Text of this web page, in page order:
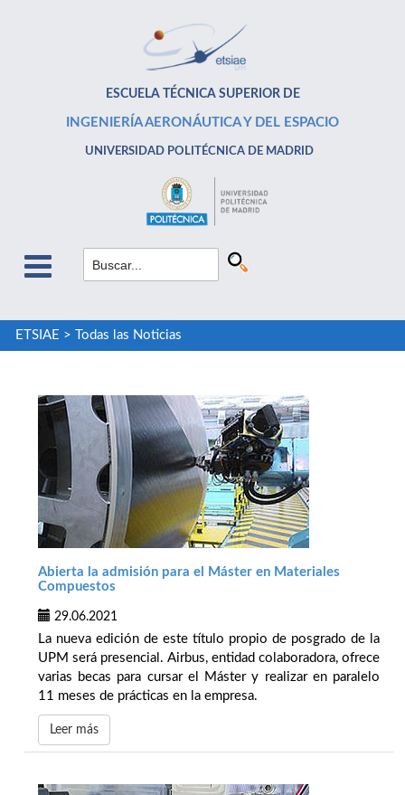
ESCUELA TÉCNICA SUPERIOR DE
INGENIERÍA AERONÁUTICA Y DEL ESPACIO
UNIVERSIDAD POLITÉCNICA DE MADRID
ETSIAE > Todas las Noticias
Abierta la admisión para el Máster en Materiales
Compuestos
29.06.2021
La nueva edición de este título propio de posgrado de la
UPM será presencial. Airbus, entidad colaboradora, ofrece
varias becas para cursar el Máster y realizar en paralelo
11 meses de prácticas en la empresa.
Leer más